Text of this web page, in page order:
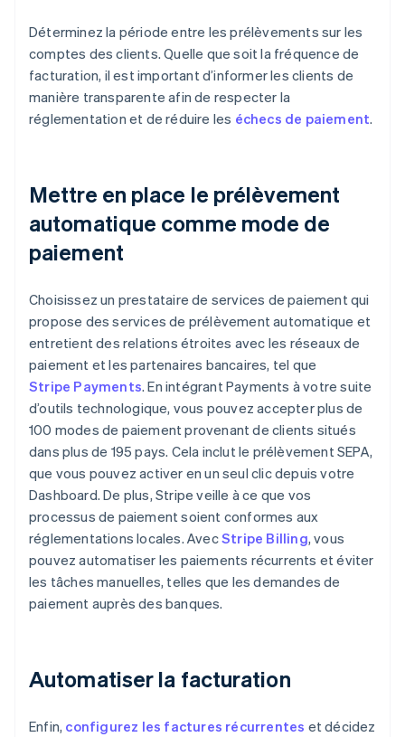
Déterminez la période entre les prélèvements sur les
comptes des clients. Quelle que soit la fréquence de
facturation, il est important d’informer les clients de
manière transparente afin de respecter la
réglementation et de réduire les échecs de paiement.
Mettre en place le prélèvement
automatique comme mode de
paiement
Choisissez un prestataire de services de paiement qui
propose des services de prélèvement automatique et
entretient des relations étroites avec les réseaux de
paiement et les partenaires bancaires, tel que
Stripe Payments. En intégrant Payments à votre suite
d’outils technologique, vous pouvez accepter plus de
100 modes de paiement provenant de clients situés
dans plus de 195 pays. Cela inclut le prélèvement SEPA,
que vous pouvez activer en un seul clic depuis votre
Dashboard. De plus, Stripe veille à ce que vos
processus de paiement soient conformes aux
réglementations locales. AvecStripe Billing, vous
pouvez automatiser les paiements récurrents et éviter
les tâches manuelles, telles que les demandes de
paiement auprès des banques.
Automatiser la facturation
Enfin, configurez les factures récurrentes et décidez